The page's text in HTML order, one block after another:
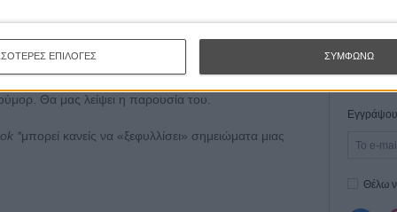
ΕΠΙΛΟΓΕΣ ΣΥΜΦΩΝΩ
για εμάς, που κινηθήκαμε λίγο παράλληλα μαζί
έξυπνος, πολύ καλλιεργημένος, με βαθειά
Θα μας λείψει η παρουσία του.
*μπορεί κανείς να «ξεφυλλίσει» σημειώματα μιας
Θέλω